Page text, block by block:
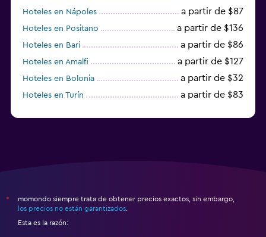
Hoteles en Nápoles a partir de $87
Hoteles en Positano a partir de $136
Hoteles en Bari a partir de $86
Hoteles en Amalfi a partir de $127
Hoteles en Bolonia a partir de $32
Hoteles en Turín a partir de $83
*
momondo siempre trata de obtener precios exactos, sin embargo,
los precios no están garantizados
Esta es la razón: